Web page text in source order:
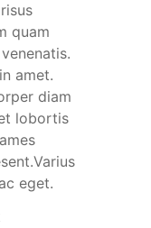
quam
amet.
diam
lobortis
eget.